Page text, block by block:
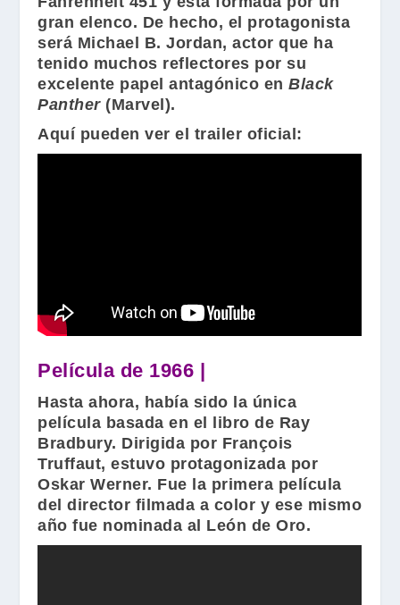
gran elenco. De hecho, el protagonista
será Michael B. Jordan, actor que ha
tenido muchos reflectores por su
excelente papel antagónico enBlack
Panther(Marvel ).
Aquí pueden ver el trailer oficial:
Película de 1966 |
Hasta ahora, había sido la única
película basada en el libro de Ray
Bradbury. Dirigida por François
Truffaut, estuvo protagonizada por
Oskar Werner. Fue la primera película
del director filmada a color y ese mismo
año fue nominada al León de Oro.